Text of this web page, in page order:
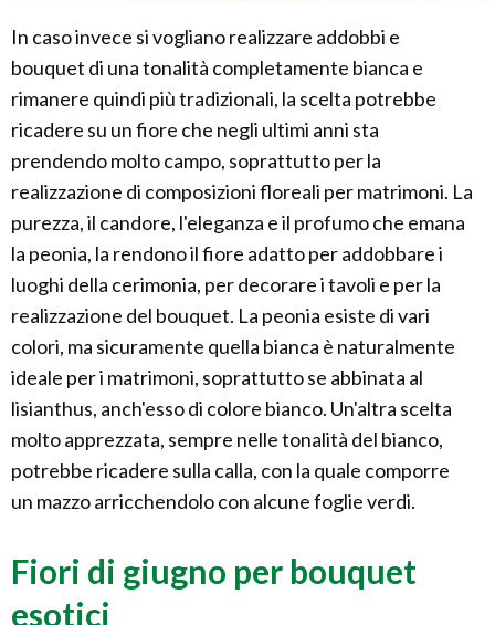
In caso invece si vogliano realizzare addobbi e
bouquet di una tonalità completamente bianca e
rimanere quindi più tradizionali, la scelta potrebbe
ricadere su un fiore che negli ultimi anni sta
prendendo molto campo, soprattutto per la
realizzazione di composizioni floreali per matrimoni. La
purezza, il candore, l'eleganza e il profumo che emana
la peonia, la rendono il fiore adatto per addobbare i
luoghi della cerimonia, per decorare i tavoli e per la
realizzazione del bouquet. La peonia esiste di vari
colori, ma sicuramente quella bianca è naturalmente
ideale per i matrimoni, soprattutto se abbinata al
lisianthus, anch'esso di colore bianco. Un'altra scelta
molto apprezzata, sempre nelle tonalità del bianco,
potrebbe ricadere sulla calla, con la quale comporre
un mazzo arricchendolo con alcune foglie verdi.
Fiori di giugno per bouquet
esotici